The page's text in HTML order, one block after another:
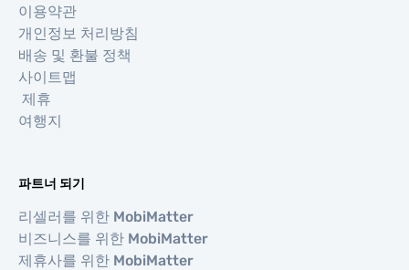
이용약관
개인정보 처리방침
배송 및 환불 정책
사이트맵
제휴
여행지
파트너 되기
리셀러를 위한 MobiMatter
비즈니스를 위한 MobiMatter
제휴사를 위한 MobiMatter